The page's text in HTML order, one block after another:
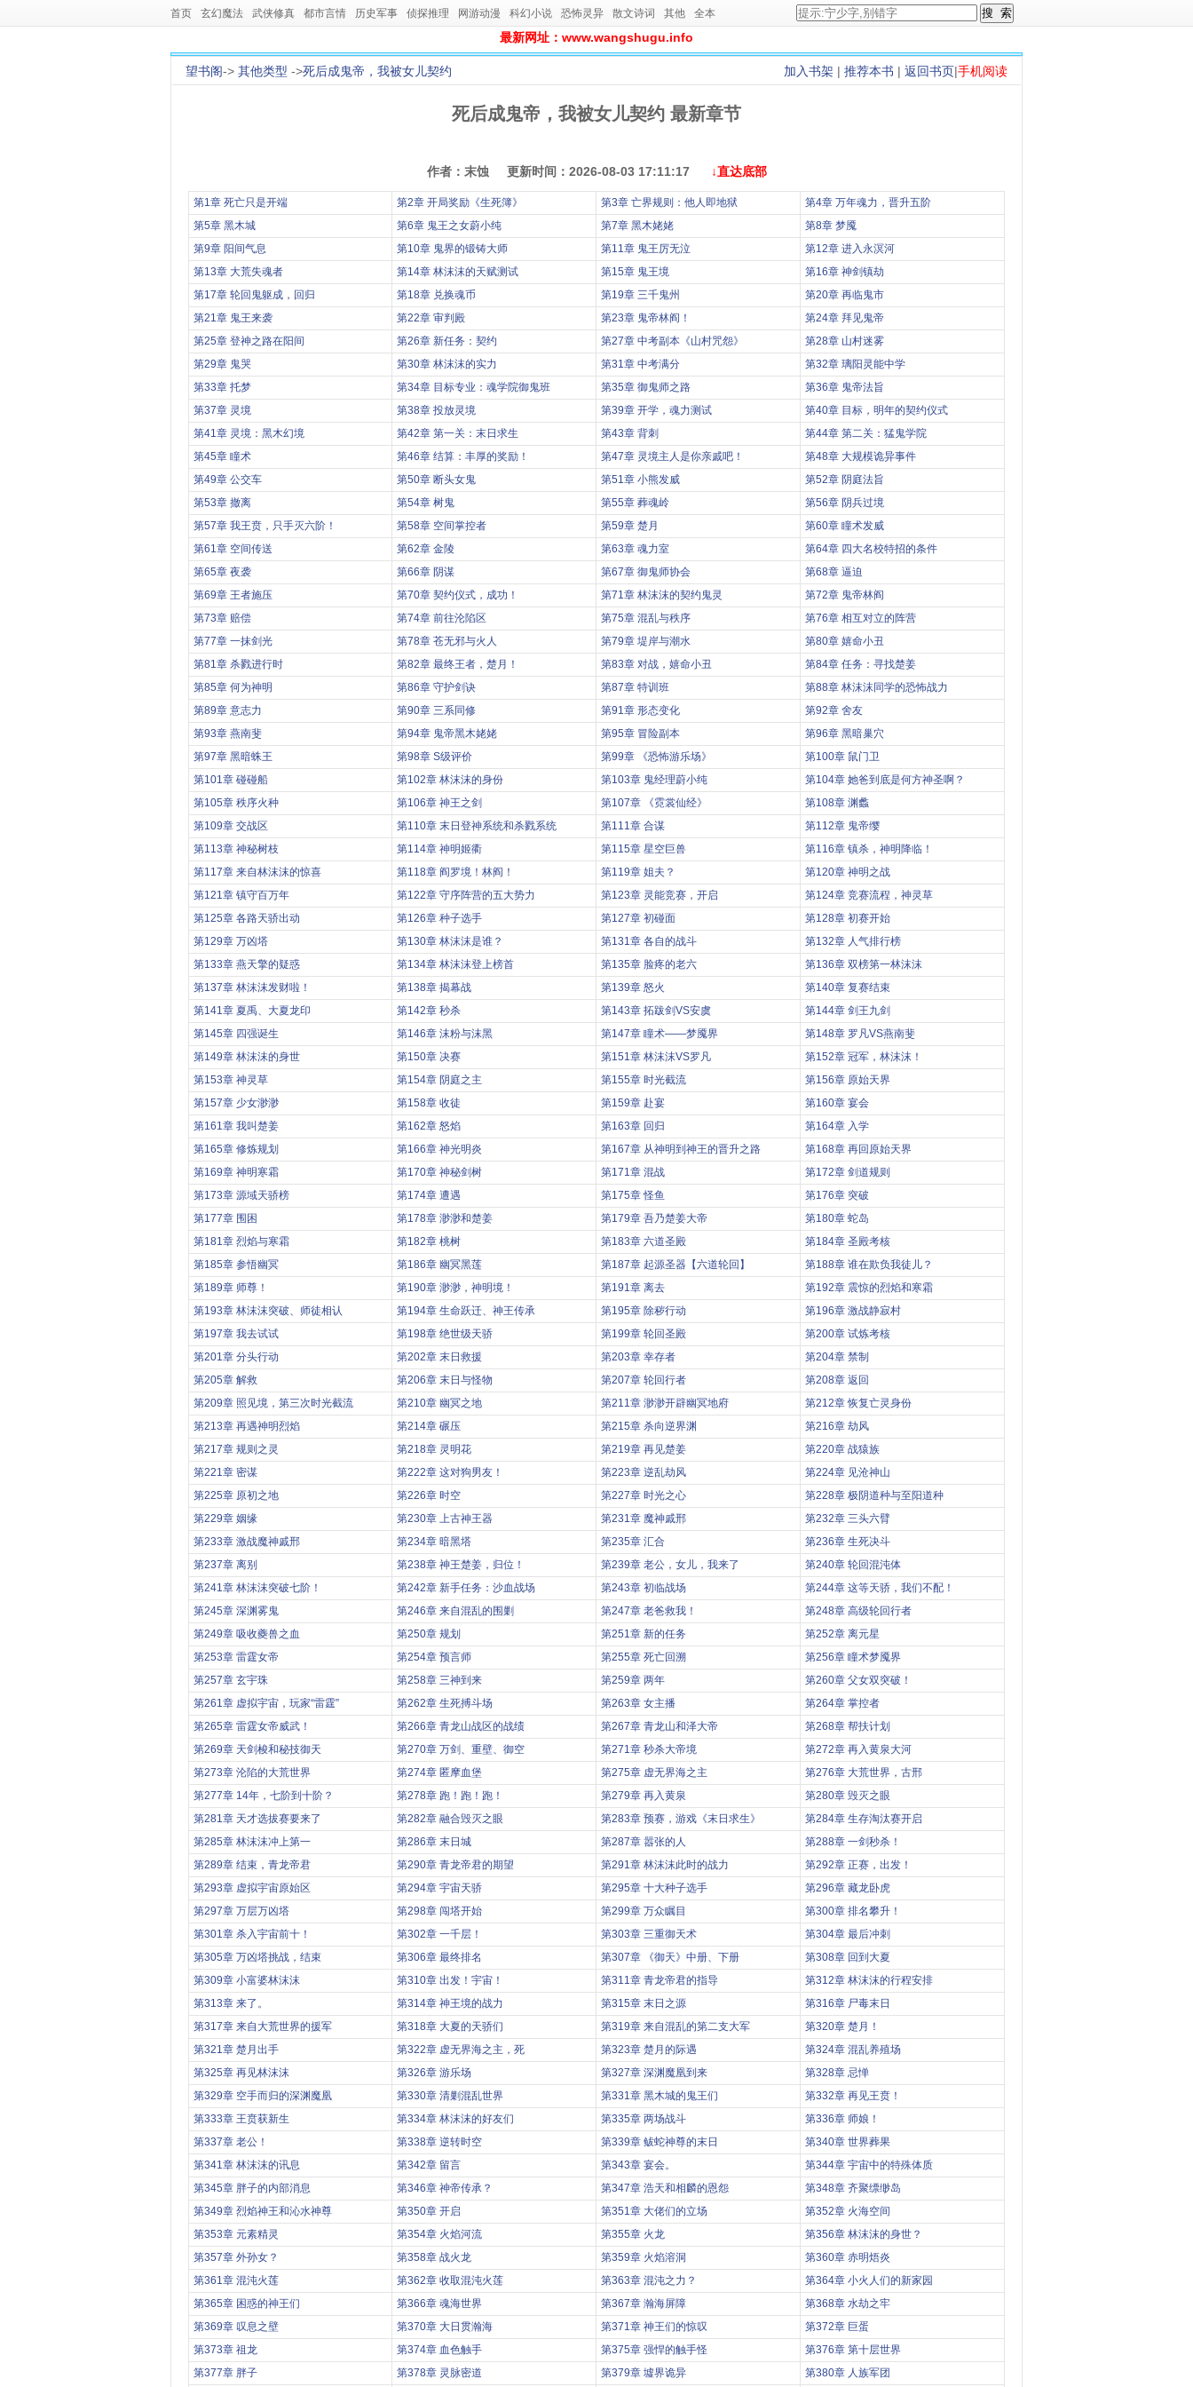
首页 玄幻魔法 武侠修真 都市言情 历史军事 侦探推理 网游动漫 科幻小说 恐怖灵异 散文诗词 其他 全本
最新网址：www.wangshugu.info
加入书架 | 推荐本书 | 返回书页|手机阅读
望书阁-> 其他类型 ->死后成鬼帝，我被女儿契约
死后成鬼帝，我被女儿契约 最新章节
作者：末蚀 更新时间：2026-08-03 17:11:17 ↓直达底部
第1章 死亡只是开端 第2章 开局奖励《生死簿》 第3章 亡界规则：他人即地狱
第4章 万年魂力，晋升五阶
第5章 黑木城
第6章 鬼王之女蔚小纯 第7章 黑木姥姥
第8章 梦魇
第9章 阳间气息
第10章 鬼界的锻铸大师 第11章 鬼王厉无泣
第12章 进入永溟河
第13章 大荒失魂者
第14章 林沫沫的天赋测试 第15章 鬼王境
第16章 神剑镇劫
第17章 轮回鬼躯成，回归
第18章 兑换魂币 第19章 三千鬼州
第20章 再临鬼市
第21章 鬼王来袭
第22章 审判殿 第23章 鬼帝林阎！
第24章 拜见鬼帝
第25章 登神之路在阳间
第26章 新任务：契约 第27章 中考副本《山村咒怨》
第28章 山村迷雾
第29章 鬼哭
第30章 林沫沫的实力 第31章 中考满分
第32章 璃阳灵能中学
第33章 托梦
第34章 目标专业：魂学院御鬼班 第35章 御鬼师之路
第36章 鬼帝法旨
第37章 灵境
第38章 投放灵境 第39章 开学，魂力测试
第40章 目标，明年的契约仪式
第41章 灵境：黑木幻境
第42章 第一关：末日求生 第43章 背刺
第44章 第二关：猛鬼学院
第45章 瞳术
第46章 结算：丰厚的奖励！ 第47章 灵境主人是你亲戚吧！
第48章 大规模诡异事件
第49章 公交车
第50章 断头女鬼 第51章 小熊发威
第52章 阴庭法旨
第53章 撤离
第54章 树鬼 第55章 葬魂岭
第56章 阴兵过境
第57章 我王贲，只手灭六阶！
第58章 空间掌控者 第59章 楚月
第60章 瞳术发威
第61章 空间传送
第62章 金陵 第63章 魂力室
第64章 四大名校特招的条件
第65章 夜袭
第66章 阴谋 第67章 御鬼师协会
第68章 逼迫
第69章 王者施压
第70章 契约仪式，成功！ 第71章 林沫沫的契约鬼灵
第72章 鬼帝林阎
第73章 赔偿
第74章 前往沦陷区 第75章 混乱与秩序
第76章 相互对立的阵营
第77章 一抹剑光
第78章 苍无邪与火人 第79章 堤岸与潮水
第80章 嬉命小丑
第81章 杀戮进行时
第82章 最终王者，楚月！ 第83章 对战，嬉命小丑
第84章 任务：寻找楚姜
第85章 何为神明
第86章 守护剑诀 第87章 特训班
第88章 林沫沫同学的恐怖战力
第89章 意志力
第90章 三系同修 第91章 形态变化
第92章 舍友
第93章 燕南斐
第94章 鬼帝黑木姥姥 第95章 冒险副本
第96章 黑暗巢穴
第97章 黑暗蛛王
第98章 S级评价 第99章 《恐怖游乐场》
第100章 鼠门卫
第101章 碰碰船
第102章 林沫沫的身份 第103章 鬼经理蔚小纯
第104章 她爸到底是何方神圣啊？
第105章 秩序火种
第106章 神王之剑 第107章 《霓裳仙经》
第108章 渊蠡
第109章 交战区
第110章 末日登神系统和杀戮系统 第111章 合谋
第112章 鬼帝缨
第113章 神秘树枝
第114章 神明姬衢 第115章 星空巨兽
第116章 镇杀，神明降临！
第117章 来自林沫沫的惊喜
第118章 阎罗境！林阎！ 第119章 姐夫？
第120章 神明之战
第121章 镇守百万年
第122章 守序阵营的五大势力 第123章 灵能竞赛，开启
第124章 竞赛流程，神灵草
第125章 各路天骄出动
第126章 种子选手 第127章 初碰面
第128章 初赛开始
第129章 万凶塔
第130章 林沫沫是谁？ 第131章 各自的战斗
第132章 人气排行榜
第133章 燕天擎的疑惑
第134章 林沫沫登上榜首 第135章 脸疼的老六
第136章 双榜第一林沫沫
第137章 林沫沫发财啦！
第138章 揭幕战 第139章 怒火
第140章 复赛结束
第141章 夏禹、大夏龙印
第142章 秒杀 第143章 拓跋剑VS安虞
第144章 剑王九剑
第145章 四强诞生
第146章 沫粉与沫黑 第147章 瞳术——梦魇界
第148章 罗凡VS燕南斐
第149章 林沫沫的身世
第150章 决赛 第151章 林沫沫VS罗凡
第152章 冠军，林沫沫！
第153章 神灵草
第154章 阴庭之主 第155章 时光截流
第156章 原始天界
第157章 少女渺渺
第158章 收徒 第159章 赴宴
第160章 宴会
第161章 我叫楚姜
第162章 怒焰 第163章 回归
第164章 入学
第165章 修炼规划
第166章 神光明炎 第167章 从神明到神王的晋升之路
第168章 再回原始天界
第169章 神明寒霜
第170章 神秘剑树 第171章 混战
第172章 剑道规则
第173章 源域天骄榜
第174章 遭遇 第175章 怪鱼
第176章 突破
第177章 围困
第178章 渺渺和楚姜 第179章 吾乃楚姜大帝
第180章 蛇岛
第181章 烈焰与寒霜
第182章 桃树 第183章 六道圣殿
第184章 圣殿考核
第185章 参悟幽冥
第186章 幽冥黑莲 第187章 起源圣器【六道轮回】
第188章 谁在欺负我徒儿？
第189章 师尊！
第190章 渺渺，神明境！ 第191章 离去
第192章 震惊的烈焰和寒霜
第193章 林沫沫突破、师徒相认
第194章 生命跃迁、神王传承 第195章 除秽行动
第196章 激战静寂村
第197章 我去试试
第198章 绝世级天骄 第199章 轮回圣殿
第200章 试炼考核
第201章 分头行动
第202章 末日救援 第203章 幸存者
第204章 禁制
第205章 解救
第206章 末日与怪物 第207章 轮回行者
第208章 返回
第209章 照见境，第三次时光截流
第210章 幽冥之地 第211章 渺渺开辟幽冥地府
第212章 恢复亡灵身份
第213章 再遇神明烈焰
第214章 碾压 第215章 杀向逆界渊
第216章 劫风
第217章 规则之灵
第218章 灵明花 第219章 再见楚姜
第220章 战猿族
第221章 密谋
第222章 这对狗男友！ 第223章 逆乱劫风
第224章 见沧神山
第225章 原初之地
第226章 时空 第227章 时光之心
第228章 极阴道种与至阳道种
第229章 姻缘
第230章 上古神王器 第231章 魔神戚邢
第232章 三头六臂
第233章 激战魔神戚邢
第234章 暗黑塔 第235章 汇合
第236章 生死决斗
第237章 离别
第238章 神王楚姜，归位！ 第239章 老公，女儿，我来了
第240章 轮回混沌体
第241章 林沫沫突破七阶！
第242章 新手任务：沙血战场 第243章 初临战场
第244章 这等天骄，我们不配！
第245章 深渊雾鬼
第246章 来自混乱的围剿 第247章 老爸救我！
第248章 高级轮回行者
第249章 吸收夔兽之血
第250章 规划 第251章 新的任务
第252章 离元星
第253章 雷霆女帝
第254章 预言师 第255章 死亡回溯
第256章 瞳术梦魇界
第257章 玄宇珠
第258章 三神到来 第259章 两年
第260章 父女双突破！
第261章 虚拟宇宙，玩家“雷霆”
第262章 生死搏斗场 第263章 女主播
第264章 掌控者
第265章 雷霆女帝威武！
第266章 青龙山战区的战绩 第267章 青龙山和泽大帝
第268章 帮扶计划
第269章 天剑梭和秘技御天
第270章 万剑、重壁、御空 第271章 秒杀大帝境
第272章 再入黄泉大河
第273章 沦陷的大荒世界
第274章 匿摩血堡 第275章 虚无界海之主
第276章 大荒世界，古邢
第277章 14年，七阶到十阶？
第278章 跑！跑！跑！ 第279章 再入黄泉
第280章 毁灭之眼
第281章 天才选拔赛要来了
第282章 融合毁灭之眼 第283章 预赛，游戏《末日求生》
第284章 生存淘汰赛开启
第285章 林沫沫冲上第一
第286章 末日城 第287章 嚣张的人
第288章 一剑秒杀！
第289章 结束，青龙帝君
第290章 青龙帝君的期望 第291章 林沫沫此时的战力
第292章 正赛，出发！
第293章 虚拟宇宙原始区
第294章 宇宙天骄 第295章 十大种子选手
第296章 藏龙卧虎
第297章 万层万凶塔
第298章 闯塔开始 第299章 万众瞩目
第300章 排名攀升！
第301章 杀入宇宙前十！
第302章 一千层！ 第303章 三重御天术
第304章 最后冲刺
第305章 万凶塔挑战，结束
第306章 最终排名 第307章 《御天》中册、下册
第308章 回到大夏
第309章 小富婆林沫沫
第310章 出发！宇宙！ 第311章 青龙帝君的指导
第312章 林沫沫的行程安排
第313章 来了。
第314章 神王境的战力 第315章 末日之源
第316章 尸毒末日
第317章 来自大荒世界的援军
第318章 大夏的天骄们 第319章 来自混乱的第二支大军
第320章 楚月！
第321章 楚月出手
第322章 虚无界海之主，死 第323章 楚月的际遇
第324章 混乱养殖场
第325章 再见林沫沫
第326章 游乐场 第327章 深渊魔凰到来
第328章 忌惮
第329章 空手而归的深渊魔凰
第330章 清剿混乱世界 第331章 黑木城的鬼王们
第332章 再见王贲！
第333章 王贲获新生
第334章 林沫沫的好友们 第335章 两场战斗
第336章 师娘！
第337章 老公！
第338章 逆转时空 第339章 鲅蛇神尊的末日
第340章 世界葬果
第341章 林沫沫的讯息
第342章 留言 第343章 宴会。
第344章 宇宙中的特殊体质
第345章 胖子的内部消息
第346章 神帝传承？ 第347章 浩天和相麟的恩怨
第348章 齐聚缥缈岛
第349章 烈焰神王和沁水神尊
第350章 开启 第351章 大佬们的立场
第352章 火海空间
第353章 元素精灵
第354章 火焰河流 第355章 火龙
第356章 林沫沫的身世？
第357章 外孙女？
第358章 战火龙 第359章 火焰溶洞
第360章 赤明焐炎
第361章 混沌火莲
第362章 收取混沌火莲 第363章 混沌之力？
第364章 小火人们的新家园
第365章 困惑的神王们
第366章 魂海世界 第367章 瀚海屏障
第368章 水劫之牢
第369章 叹息之壁
第370章 大日贯瀚海 第371章 神王们的惊叹
第372章 巨蛋
第373章 祖龙
第374章 血色触手 第375章 强悍的触手怪
第376章 第十层世界
第377章 胖子
第378章 灵脉密道 第379章 墟界诡异 第380章 人族军团